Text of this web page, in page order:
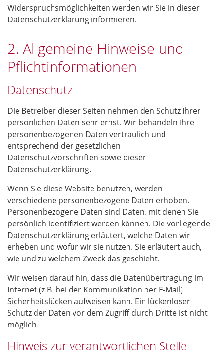
Widerspruchsmöglichkeiten werden wir Sie in dieser
Datenschutzerklärung informieren.
2. Allgemeine Hinweise und
Pflichtinformationen
Datenschutz
Die Betreiber dieser Seiten nehmen den Schutz Ihrer
persönlichen Daten sehr ernst. Wir behandeln Ihre
personenbezogenen Daten vertraulich und
entsprechend der gesetzlichen
Datenschutzvorschriften sowie dieser
Datenschutzerklärung.
Wenn Sie diese Website benutzen, werden
verschiedene personenbezogene Daten erhoben.
Personenbezogene Daten sind Daten, mit denen Sie
persönlich identifiziert werden können. Die vorliegende
Datenschutzerklärung erläutert, welche Daten wir
erheben und wofür wir sie nutzen. Sie erläutert auch,
wie und zu welchem Zweck das geschieht.
Wir weisen darauf hin, dass die Datenübertragung im
Internet (z.B. bei der Kommunikation per E-Mail)
Sicherheitslücken aufweisen kann. Ein lückenloser
Schutz der Daten vor dem Zugriff durch Dritte ist nicht
möglich.
Hinweis zur verantwortlichen Stelle